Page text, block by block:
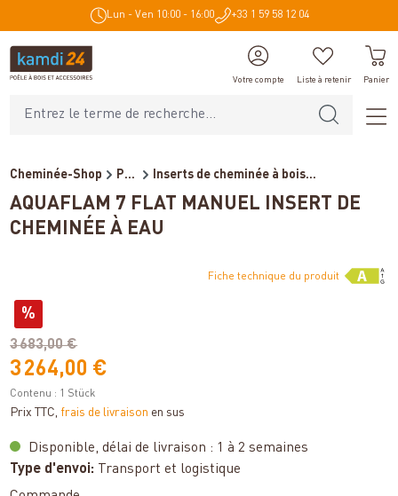
principal Lun - Ven 10:00 - 16:00 +33 1 59 58 12 04
Votre compte Liste à retenir Panier
Cheminée-Shop Poêles et cheminées Inserts de cheminée à bois...
AQUAFLAM 7 FLAT MANUEL INSERT DE
CHEMINÉE À EAU
(économie de 15%)
Fiche technique du produit
%
3 683,00 €
3 264,00 €
Contenu : 1 Stück
Prix TTC, frais de livraison en sus
Disponible, délai de livraison : 1 à 2 semaines
Type d'envoi: Transport et logistique